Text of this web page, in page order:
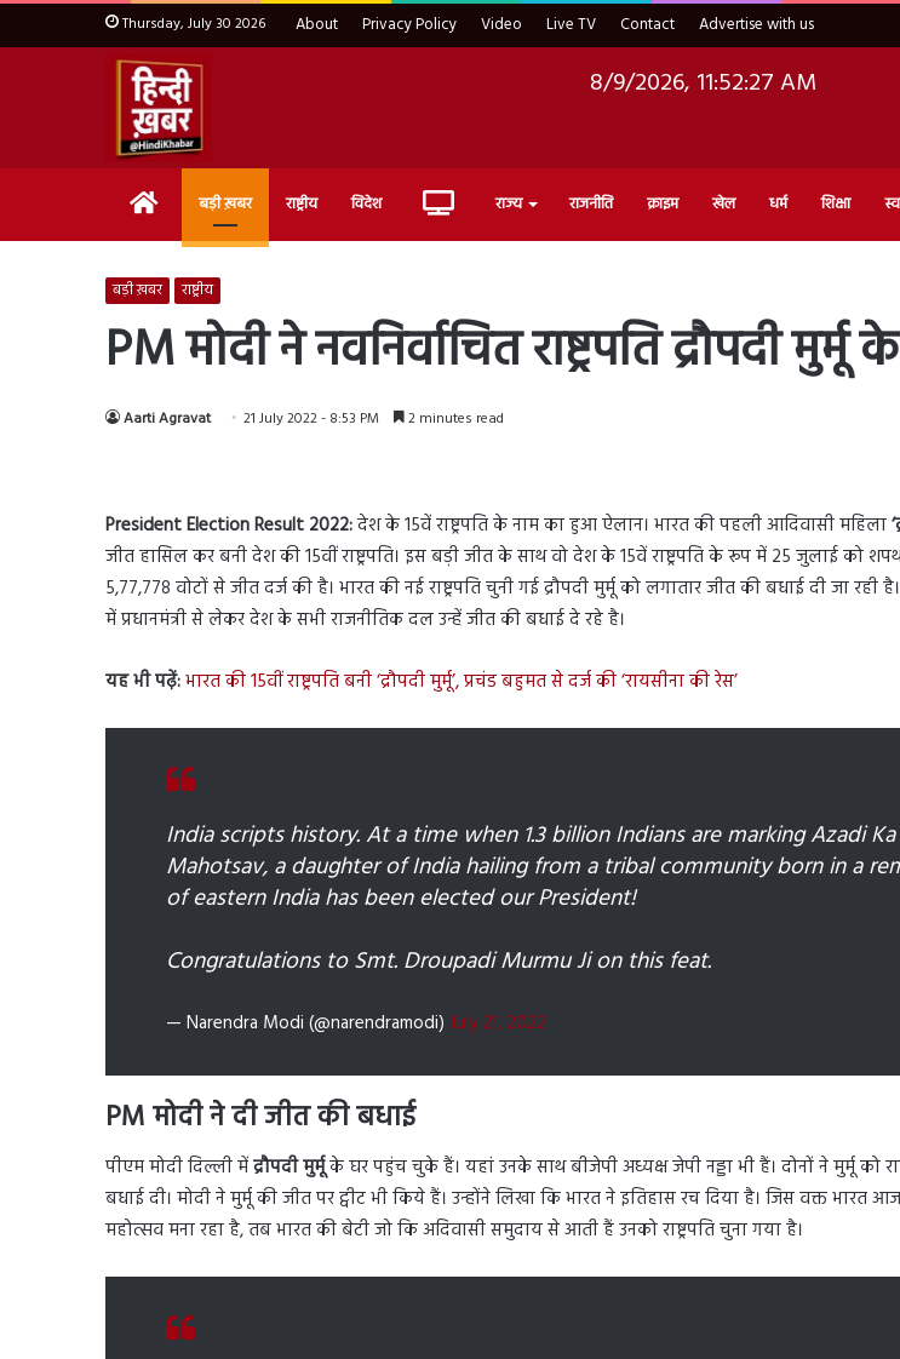
Thursday, July 30 2026 About Privacy Policy Video Live TV Contact Advertise with us
8/9/2026, 11:52:29 AM
Home बड़ी ख़बर राष्ट्रीय विदेश Live राज्य राजनीति क्राइम खेल धर्म शिक्षा
बड़ी ख़बर राष्ट्रीय
PM मोदी ने नवनिर्वाचित राष्ट्रपति द्रौपदी
Aarti Agravat 21 July 2022 - 8:53 PM 2 minutes read
President Election Result 2022:देश के 15वें राष्ट्रपति के नाम का हुआ ऐलान। भारत की पहली आदिवासी महिला
जीत हासिल कर बनी देश की 15वीं राष्ट्रपति। इस बड़ी जीत के साथ वो देश के 15वें राष्ट्रपति के रूप में 25 जुलाई को
5,77,778 वोटों से जीत दर्ज की है। भारत की नई राष्ट्रपति चुनी गई द्रौपदी मुर्मू को लगातार जीत की बधाई दी जा
में प्रधानमंत्री से लेकर देश के सभी राजनीतिक दल उन्हें जीत की बधाई दे रहे है।
यह भी पढ़ें:भारत की 15वीं राष्ट्रपति बनी ‘द्रौपदी मुर्मू’, प्रचंड बहुमत से दर्ज की ‘रायसीना की रेस’
India scripts history. At a time when 1.3 billion Indians are marking Azadi
Mahotsav, a daughter of India hailing from a tribal community born in a
of eastern India has been elected our President!
Congratulations to Smt. Droupadi Murmu Ji on this feat.
— Narendra Modi (@narendramodi) July 21, 2022
PM मोदी ने दी जीत की बधाई
पीएम मोदी दिल्ली मेंद्रौपदी मुर्मूके घर पहुंच चुके हैं। यहां उनके साथ बीजेपी अध्यक्ष जेपी नड्डा भी हैं। दोनों ने मुर्मू को
बधाई दी। मोदी ने मुर्मू की जीत पर ट्वीट भी किये हैं। उन्होंने लिखा कि भारत ने इतिहास रच दिया है। जिस वक्त भारत
महोत्सव मना रहा है, तब भारत की बेटी जो कि अदिवासी समुदाय से आती हैं उनको राष्ट्रपति चुना गया है।